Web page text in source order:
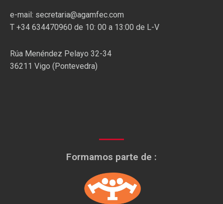
e-mail: secretaria@agamfec.com
T +34 634470960 de 10: 00 a 13:00 de L-V
Rúa Menéndez Pelayo 32-34
36211 Vigo (Pontevedra)
Formamos parte de :